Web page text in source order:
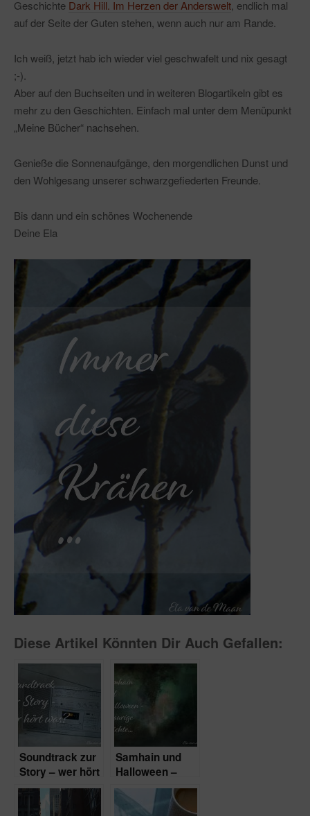
Geschichte Dark Hill. Im Herzen der Anderswelt, endlich mal
auf der Seite der Guten stehen, wenn auch nur am Rande.
Ich weiß, jetzt hab ich wieder viel geschwafelt und nix gesagt
;-).
Aber auf den Buchseiten und in weiteren Blogartikeln gibt es
mehr zu den Geschichten. Einfach mal unter dem Menüpunkt
„Meine Bücher“ nachsehen.
Genieße die Sonnenaufgänge, den morgendlichen Dunst und
den Wohlgesang unserer schwarzgefiederten Freunde.
Bis dann und ein schönes Wochenende
Deine Ela
Diese Artikel Könnten Dir Auch Gefallen:
Soundtrack zur
Story – wer hört
was?
Samhain und
Halloween –
schaurige
Nächte